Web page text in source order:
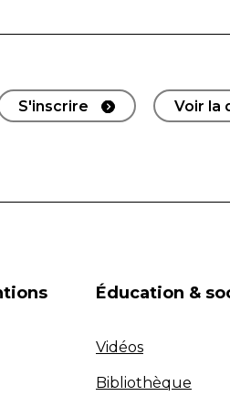
S'inscrire Voir la
Éducation &
Vidéos
Bibliothèque